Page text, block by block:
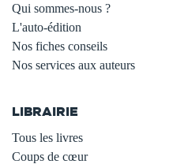
Qui sommes-nous ?
L'auto-édition
Nos fiches conseils
Nos services aux auteurs
LIBRAIRIE
Tous les livres
Coups de cœur